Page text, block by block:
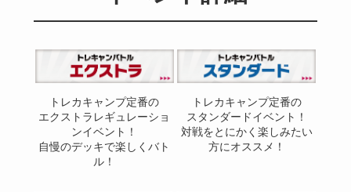
トレカキャンプ定番の
エクストラレギュレーショ
ンイベント！
自慢のデッキで楽しくバト
ル！
トレカキャンプ定番の
スタンダードイベント！
対戦をとにかく楽しみたい
方にオススメ！